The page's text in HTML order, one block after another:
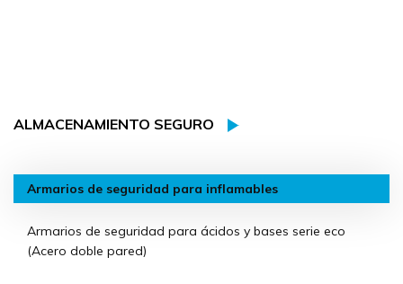
ALMACENAMIENTO SEGURO
Armarios de seguridad para inflamables
Armarios de seguridad para ácidos y bases serie eco
(Acero doble pared)